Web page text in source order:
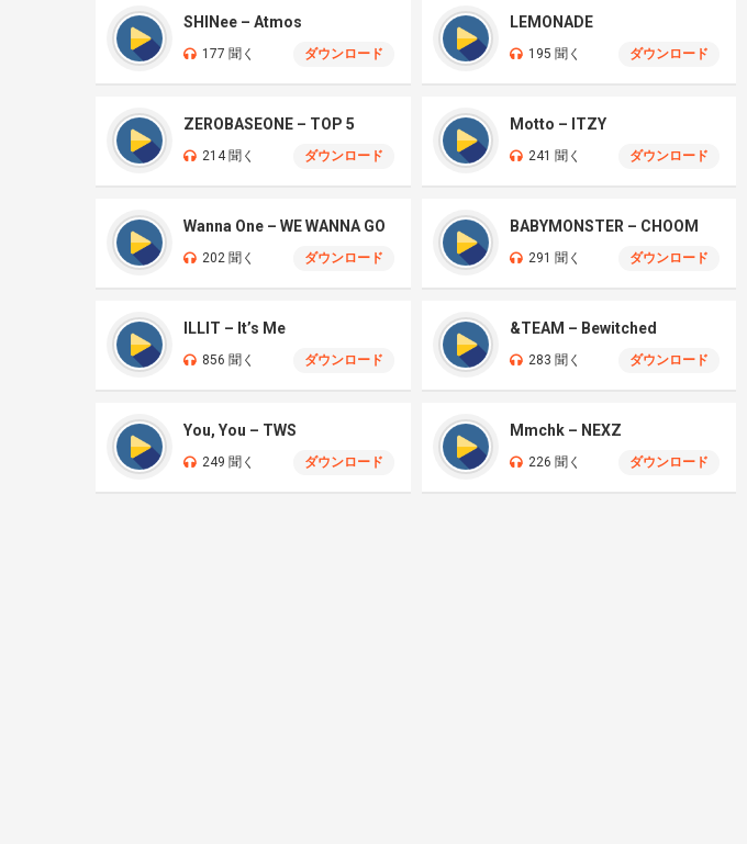
SHINee – Atmos
177 聞く ダウンロード
LEMONADE
195 聞く ダウンロード
ZEROBASEONE – TOP 5
214 聞く ダウンロード
Motto – ITZY
241 聞く ダウンロード
Wanna One – WE WANNA GO
202 聞く ダウンロード
BABYMONSTER – CHOOM
291 聞く ダウンロード
ILLIT – It’s Me
856 聞く ダウンロード
&TEAM – Bewitched
283 聞く ダウンロード
You, You – TWS
249 聞く ダウンロード
Mmchk – NEXZ
226 聞く ダウンロード